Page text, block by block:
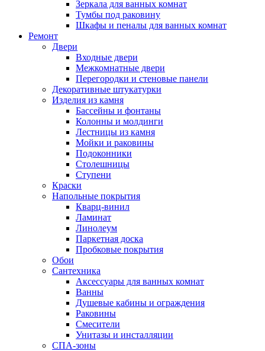
Зеркала для ванных комнат
Тумбы под раковину
Шкафы и пеналы для ванных комнат
Ремонт
Двери
Входные двери
Межкомнатные двери
Перегородки и стеновые панели
Декоративные штукатурки
Изделия из камня
Бассейны и фонтаны
Колонны и молдинги
Лестницы из камня
Мойки и раковины
Подоконники
Столешницы
Ступени
Краски
Напольные покрытия
Кварц-винил
Ламинат
Линолеум
Паркетная доска
Пробковые покрытия
Обои
Сантехника
Аксессуары для ванных комнат
Ванны
Душевые кабины и ограждения
Раковины
Смесители
Унитазы и инсталляции
СПА-зоны